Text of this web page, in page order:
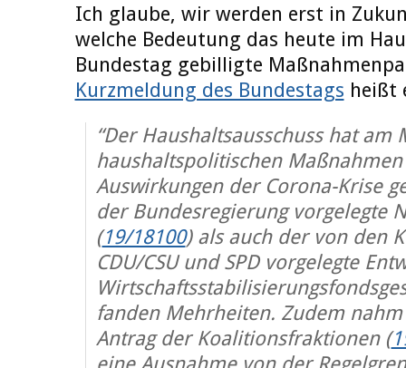
Ich glaube, wir werden erst in
welche Bedeutung das heute im
Bundestag gebilligte
Kurzmeldung des Bundestags heißt
“Der Haushaltsausschuss hat
haushaltspolitischen
Auswirkungen der Corona-Krise
der Bundesregierung vorgelegte
(19/18100) als auch der von den
CDU/CSU und SPD vorgelegte
fanden Mehrheiten. Zudem
Antrag der Koalitionsfraktionen (